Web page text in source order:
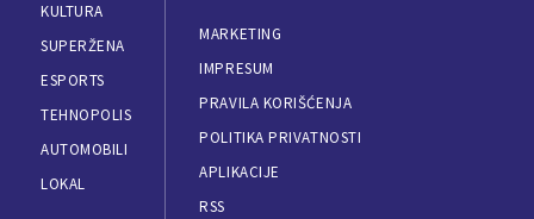
KULTURA
SUPERŽENA
ESPORTS
TEHNOPOLIS
AUTOMOBILI
LOKAL
MARKETING
IMPRESUM
PRAVILA KORIŠĆENJA
POLITIKA PRIVATNOSTI
APLIKACIJE
RSS